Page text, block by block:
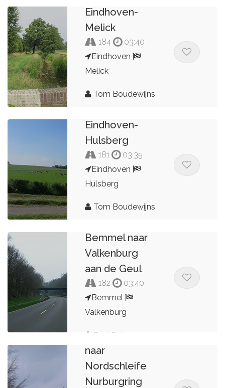
Eindhoven-
Melick
184
03:40
Eindhoven
Melick
Tom Boudewijns
Eindhoven-
Hulsberg
181
03:35
Eindhoven
Hulsberg
Tom Boudewijns
Bemmel naar
Valkenburg
aan de Geul
182
03:40
Bemmel
Valkenburg
Bert Peters
Route vanaf
Valkenburg
naar
Nordschleife
Nurburgring